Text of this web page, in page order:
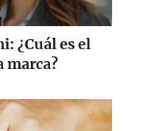
¿Cuál es el
marca?